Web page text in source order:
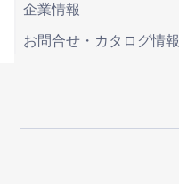
企業情報
お問合せ・カタログ情報